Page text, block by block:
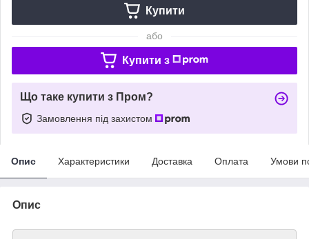
Купити
або
Купити з
Що таке купити з Пром?
Замовлення під захистом
Опис Характеристики Доставка Оплата Умови
Опис